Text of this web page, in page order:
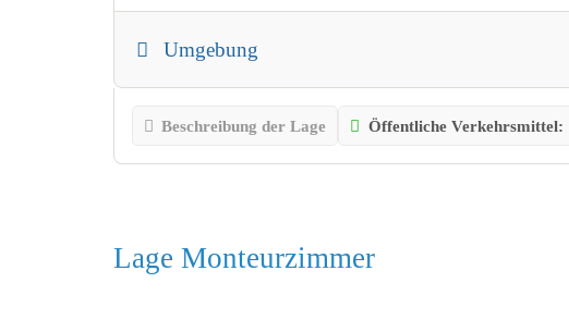
Umgebung
Beschreibung der Lage Öffentliche Verkehrsmittel:
Lage Monteurzimmer